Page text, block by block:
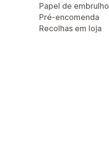
Papel de embrulho
Pré-encomenda
Recolhas em loja